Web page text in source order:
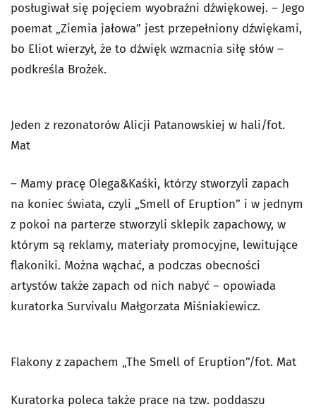
posługiwał się pojęciem wyobraźni dźwiękowej. – Jego
poemat „Ziemia jałowa” jest przepełniony dźwiękami,
bo Eliot wierzył, że to dźwięk wzmacnia siłę słów –
podkreśla Brożek.
Jeden z rezonatorów Alicji Patanowskiej w hali/fot.
Mat
– Mamy pracę Olega&Kaśki, którzy stworzyli zapach
na koniec świata, czyli „Smell of Eruption” i w jednym
z pokoi na parterze stworzyli sklepik zapachowy, w
którym są reklamy, materiały promocyjne, lewitujące
flakoniki. Można wąchać, a podczas obecności
artystów także zapach od nich nabyć – opowiada
kuratorka Survivalu Małgorzata Miśniakiewicz.
Flakony z zapachem „The Smell of Eruption”/fot. Mat
Kuratorka poleca także prace na tzw. poddaszu